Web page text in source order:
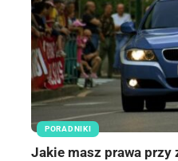
PORADNIKI
Jakie masz prawa przy